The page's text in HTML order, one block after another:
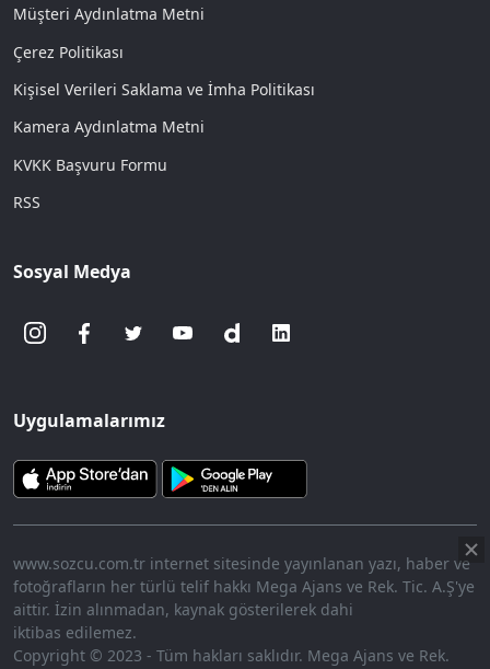
Müşteri Aydınlatma Metni
Çerez Politikası
Kişisel Verileri Saklama ve İmha Politikası
Kamera Aydınlatma Metni
KVKK Başvuru Formu
RSS
Sosyal Medya
Uygulamalarımız
www.sozcu.com.tr internet sitesinde yayınlanan yazı, haber ve
fotoğrafların her türlü telif hakkı Mega Ajans ve Rek. Tic. A.Ş'ye
aittir. İzin alınmadan, kaynak gösterilerek dahi
iktibas edilemez.
Copyright © 2023 - Tüm hakları saklıdır. Mega Ajans ve Rek.